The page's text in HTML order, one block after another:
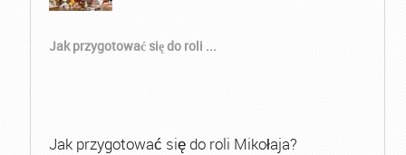
Jak przygotować się do roli ...
Jak przygotować się do roli Mikołaja?